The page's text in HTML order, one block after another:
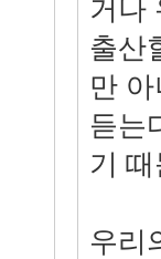
거나
출산
만
듣는
기
우리